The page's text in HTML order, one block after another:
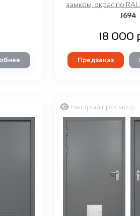
замком, окрас по
1694
18 000
Предзаказ
Быстрый просмотр